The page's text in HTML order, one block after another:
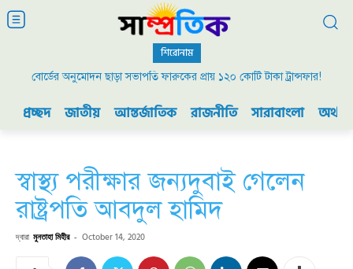
শিরোনাম
বোর্ডের অনুমোদন ছাড়া সভাপতি ফারুকের প্রায় ১২০ কোটি টাকা ট্রান্সফার!
প্রচ্ছদ জাতীয় আন্তর্জাতিক রাজনীতি সারাবাংলা
স্বাস্থ্য পরীক্ষার জন্যদুবাই গেলেন
রাষ্ট্রপতি আবদুল হামিদ
দ্বারা মুনতাহা মিহীর - October 14, 2020